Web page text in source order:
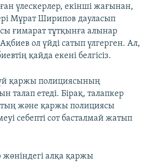
үлескерлер, екінші жағынан,
Мұрат Ширипов дауласып
ғимарат тұтқынға алынар
ол үйді сатып үлгерген. Ал,
қайда екені белгісіз.
үй қаржы полициясының
талап етеді. Бірақ, талапкер
және қаржы полициясы
себепті сот басталмай жатып
жөніндегі алқа қаржы